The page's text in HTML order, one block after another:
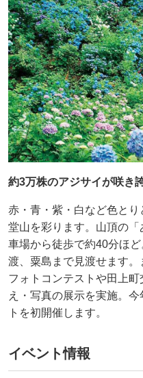
約3万株のアジサイが咲き
赤・青・紫・白など色と
堂山を彩ります。山頂の
車場から徒歩で約40分ほ
渡、粟島まで見渡せます
フォトコンテストや田上
え・写真の展示を実施。
トを初開催します。
イベント情報